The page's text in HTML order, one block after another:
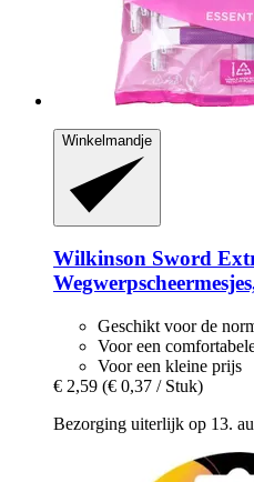
Winkelmandje
Wilkinson Sword
Geschikt voor de
Voor een
Voor een kleine prijs
€ 2,59 (€ 0,37 / Stuk)
Bezorging uiterlijk op 13.